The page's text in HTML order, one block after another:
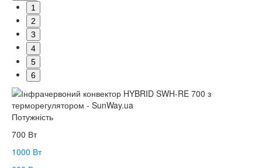
1
2
3
4
5
6
Потужність
700 Вт
1000 Вт